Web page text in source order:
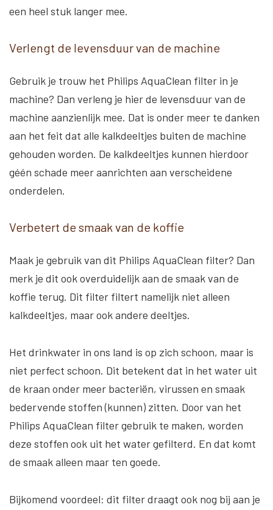
een heel stuk langer mee.
Verlengt de levensduur van de machine
Gebruik je trouw het Philips AquaClean filter in je
machine? Dan verleng je hier de levensduur van de
machine aanzienlijk mee. Dat is onder meer te danken
aan het feit dat alle kalkdeeltjes buiten de machine
gehouden worden. De kalkdeeltjes kunnen hierdoor
géén schade meer aanrichten aan verscheidene
onderdelen.
Verbetert de smaak van de koffie
Maak je gebruik van dit Philips AquaClean filter? Dan
merk je dit ook overduidelijk aan de smaak van de
koffie terug. Dit filter filtert namelijk niet alleen
kalkdeeltjes, maar ook andere deeltjes.
Het drinkwater in ons land is op zich schoon, maar is
niet perfect schoon. Dit betekent dat in het water uit
de kraan onder meer bacteriën, virussen en smaak
bedervende stoffen (kunnen) zitten. Door van het
Philips AquaClean filter gebruik te maken, worden
deze stoffen ook uit het water gefilterd. En dat komt
de smaak alleen maar ten goede.
Bijkomend voordeel: dit filter draagt ook nog bij aan je